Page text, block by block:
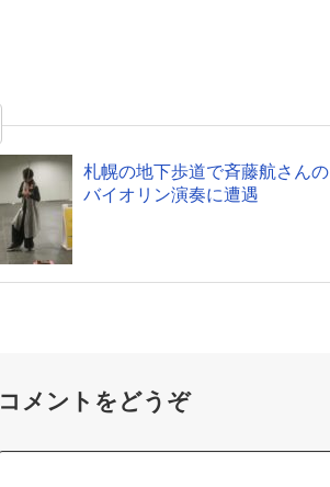
札幌の地下歩道で斉藤航さんの
バイオリン演奏に遭遇
コメントをどうぞ